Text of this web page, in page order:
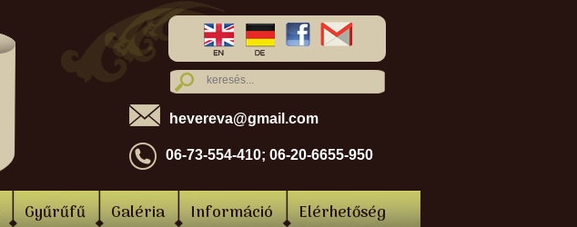
hevereva@gmail.com
06-73-554-410; 06-20-6655-950
Gyűrűfű Galéria Információ
Elérhetőség